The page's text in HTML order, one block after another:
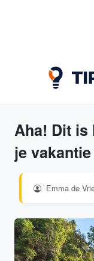
Aha! Dit is
je
Emma de